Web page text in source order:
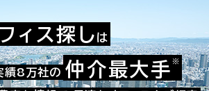
せ番号：009-40015
ィス探し は
績8万社の 仲介最大手 ※